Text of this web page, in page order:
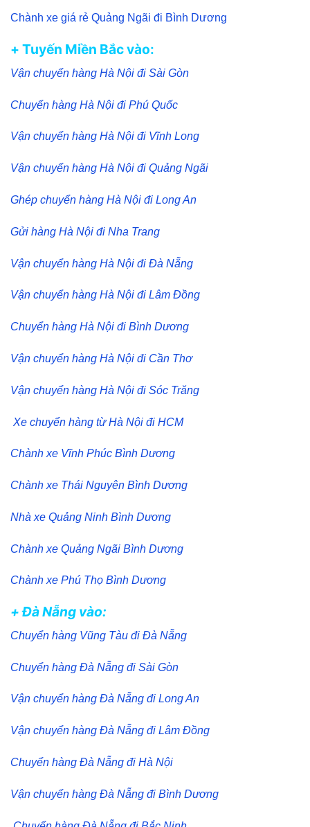
Chành xe giá rẻ Quảng Ngãi đi Bình Dương
+ Tuyến Miền Bắc vào:
Vận chuyển hàng Hà Nội đi Sài Gòn
Chuyển hàng Hà Nội đi Phú Quốc
Vận chuyển hàng Hà Nội đi Vĩnh Long
Vận chuyển hàng Hà Nội đi Quảng Ngãi
Ghép chuyển hàng Hà Nội đi Long An
Gửi hàng Hà Nội đi Nha Trang
Vận chuyển hàng Hà Nội đi Đà Nẵng
Vận chuyển hàng Hà Nội đi Lâm Đồng
Chuyển hàng Hà Nội đi Bình Dương
Vận chuyển hàng Hà Nội đi Cần Thơ
Vận chuyển hàng Hà Nội đi Sóc Trăng
Xe chuyển hàng từ Hà Nội đi HCM
Chành xe Vĩnh Phúc Bình Dương
Chành xe Thái Nguyên Bình Dương
Nhà xe Quảng Ninh Bình Dương
Chành xe Quảng Ngãi Bình Dương
Chành xe Phú Thọ Bình Dương
+ Đà Nẵng vào:
Chuyển hàng Vũng Tàu đi Đà Nẵng
Chuyển hàng Đà Nẵng đi Sài Gòn
Vận chuyển hàng Đà Nẵng đi Long An
Vận chuyển hàng Đà Nẵng đi Lâm Đồng
Chuyển hàng Đà Nẵng đi Hà Nội
Vận chuyển hàng Đà Nẵng đi Bình Dương